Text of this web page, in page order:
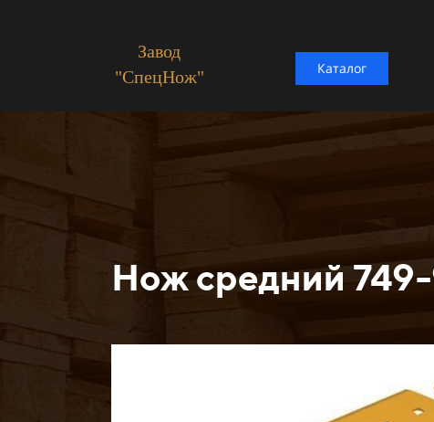
Завод
"СпецНож"
Каталог
Нож средний 749-